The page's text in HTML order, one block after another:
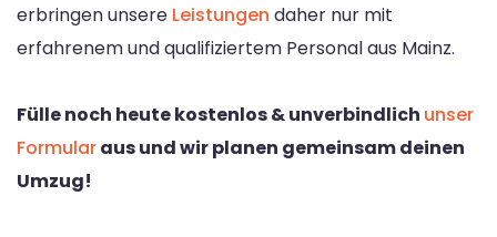
erbringen unsere Leistungen daher nur mit
erfahrenem und qualifiziertem Personal aus Mainz.
Fülle noch heute kostenlos & unverbindlich unser
Formularaus und wir planen gemeinsam deinen
Umzug!